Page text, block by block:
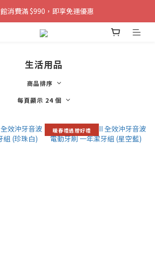
消費滿 $990，即享免運優惠
生活用品
商品排序
每頁顯示 24 個
暖春禮遇贈好禮